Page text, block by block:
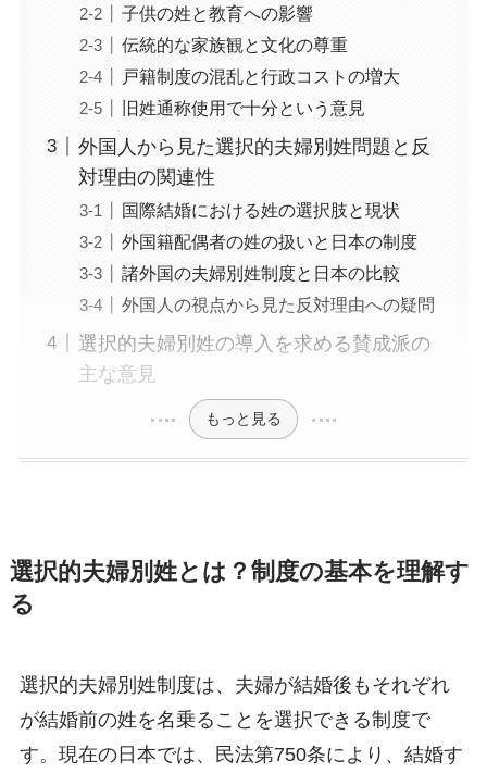
子供の姓と教育への影響
伝統的な家族観と文化の尊重
戸籍制度の混乱と行政コストの増大
旧姓通称使用で十分という意見
外国人から見た選択的夫婦別姓問題と反
対理由の関連性
国際結婚における姓の選択肢と現状
外国籍配偶者の姓の扱いと日本の制度
諸外国の夫婦別姓制度と日本の比較
外国人の視点から見た反対理由への疑問
選択的夫婦別姓の導入を求める賛成派の
主な意見
もっと見る
選択的夫婦別姓とは？制度の基本を理解す
る
選択的夫婦別姓制度は、夫婦が結婚後もそれぞれ
が結婚前の姓を名乗ることを選択できる制度で
す。現在の日本では、民法第750条により、結婚す